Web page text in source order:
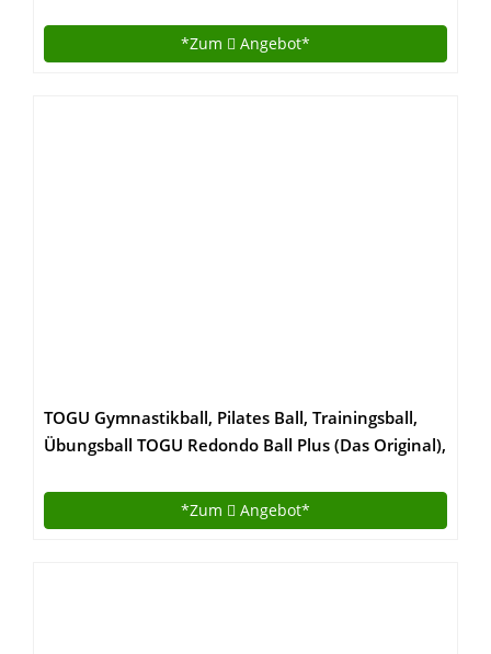
*Zum Angebot*
TOGU Gymnastikball, Pilates Ball, Trainingsball,
Übungsball TOGU Redondo Ball Plus (Das Original),
*Zum Angebot*